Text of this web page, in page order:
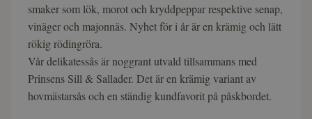
smaker som lök, morot och kryddpeppar respektive senap,
vinäger och majonnäs. Nyhet för i år är en krämig och lätt
rökig rödingröra.
Vår delikatessås är noggrant utvald tillsammans med
Prinsens Sill & Sallader. Det är en krämig variant av
hovmästarsås och en ständig kundfavorit på påskbordet.